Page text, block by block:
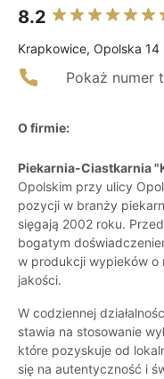
8.2
Krapkowice, Opolska 14
Pokaż numer
O firmie:
Piekarnia-Ciastkarnia
Opolskim przy ulicy
pozycji w branży
sięgają 2002 roku.
bogatym
w produkcji wypieków
jakości.
W codziennej
stawia na stosowanie
które pozyskuje od
się na autentyczność i